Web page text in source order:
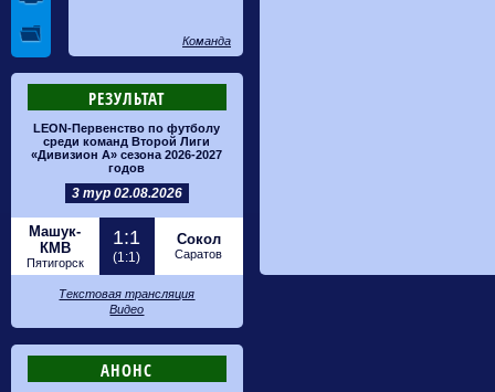
Команда
РЕЗУЛЬТАТ
LEON-Первенство по футболу
среди команд Второй Лиги
«Дивизион А» сезона 2026-2027
годов
3 тур 02.08.2026
Машук-
КМВ
Пятигорск
1:1
(1:1)
Сокол
Саратов
Текстовая трансляция
Видео
АНОНС